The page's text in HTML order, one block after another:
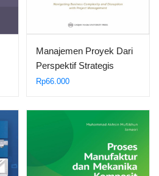
Manajemen Proyek Dari
Perspektif Strategis
Rp66.000